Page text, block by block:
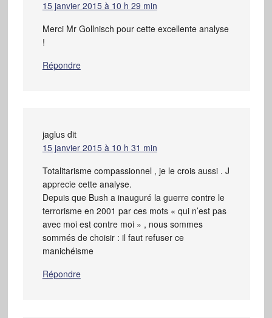
15 janvier 2015 à 10 h 29 min
Merci Mr Gollnisch pour cette excellente analyse
!
Répondre
jaglus dit
15 janvier 2015 à 10 h 31 min
Totalitarisme compassionnel , je le crois aussi . J
apprecie cette analyse.
Depuis que Bush a inauguré la guerre contre le
terrorisme en 2001 par ces mots « qui n’est pas
avec moi est contre moi » , nous sommes
sommés de choisir : il faut refuser ce
manichéisme
Répondre